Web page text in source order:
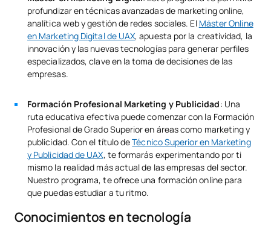
profundizar en técnicas avanzadas de marketing online,
analítica web y gestión de redes sociales. El Máster Online
en Marketing Digital de UAX, apuesta por la creatividad, la
innovación y las nuevas tecnologías para generar perfiles
especializados, clave en la toma de decisiones de las
empresas.
Formación Profesional Marketing y Publicidad: Una
ruta educativa efectiva puede comenzar con la Formación
Profesional de Grado Superior en áreas como marketing y
publicidad. Con el título deTécnico Superior en Marketing
y Publicidad de UAX, te formarás experimentando por ti
mismo la realidad más actual de las empresas del sector.
Nuestro programa, te ofrece una formación online para
que puedas estudiar a tu ritmo.
Conocimientos en tecnología